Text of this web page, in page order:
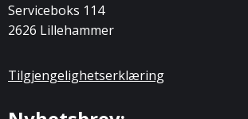
Serviceboks 114
2626 Lillehammer
Tilgjengelighetserklæring